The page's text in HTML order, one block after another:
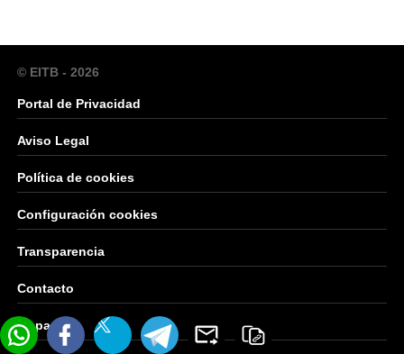
© EITB - 2026
Portal de Privacidad
Aviso Legal
Política de cookies
Configuración cookies
Transparencia
Contacto
Mapa Web